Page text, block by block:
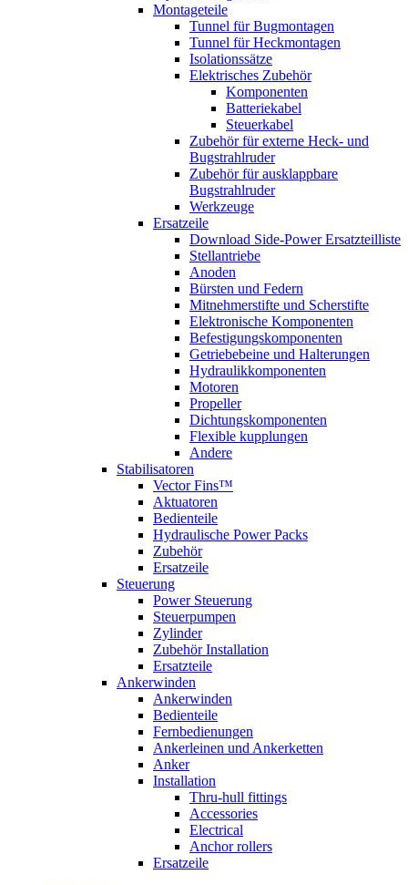
Montageteile
Tunnel für Bugmontagen
Tunnel für Heckmontagen
Isolationssätze
Elektrisches Zubehör
Komponenten
Batteriekabel
Steuerkabel
Zubehör für externe Heck- und
Bugstrahlruder
Zubehör für ausklappbare
Bugstrahlruder
Werkzeuge
Ersatzeile
Download Side-Power Ersatzteilliste
Stellantriebe
Anoden
Bürsten und Federn
Mitnehmerstifte und Scherstifte
Elektronische Komponenten
Befestigungskomponenten
Getriebebeine und Halterungen
Hydraulikkomponenten
Motoren
Propeller
Dichtungskomponenten
Flexible kupplungen
Andere
Stabilisatoren
Vector Fins™
Aktuatoren
Bedienteile
Hydraulische Power Packs
Zubehör
Ersatzeile
Steuerung
Power Steuerung
Steuerpumpen
Zylinder
Zubehör Installation
Ersatzteile
Ankerwinden
Ankerwinden
Bedienteile
Fernbedienungen
Ankerleinen und Ankerketten
Anker
Installation
Thru-hull fittings
Accessories
Electrical
Anchor rollers
Ersatzeile